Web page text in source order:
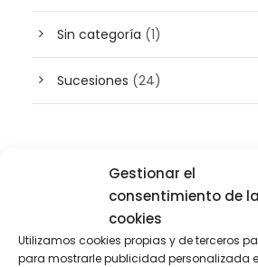
Gestionar el
consentimiento de
cookies
Utilizamos cookies propias y de terceros
para mostrarle publicidad personalizada
Sin categoría (1)
Sucesiones (24)
Buscador de artículos